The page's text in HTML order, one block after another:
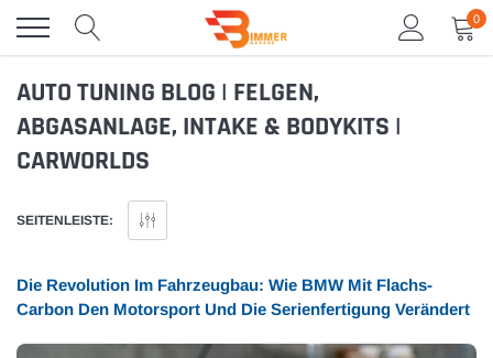
zum
Inhalt
0
AUTO TUNING BLOG | FELGEN,
ABGASANLAGE, INTAKE & BODYKITS |
CARWORLDS
SEITENLEISTE:
Die Revolution Im Fahrzeugbau: Wie BMW Mit Flachs-
Carbon Den Motorsport Und Die Serienfertigung Verändert